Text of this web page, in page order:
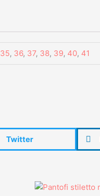
35, 36, 37, 38, 39, 40, 41
Twitter
Prețul